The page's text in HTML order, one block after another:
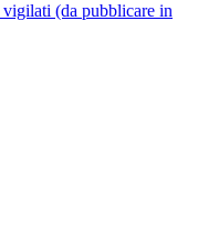
(da pubblicare in